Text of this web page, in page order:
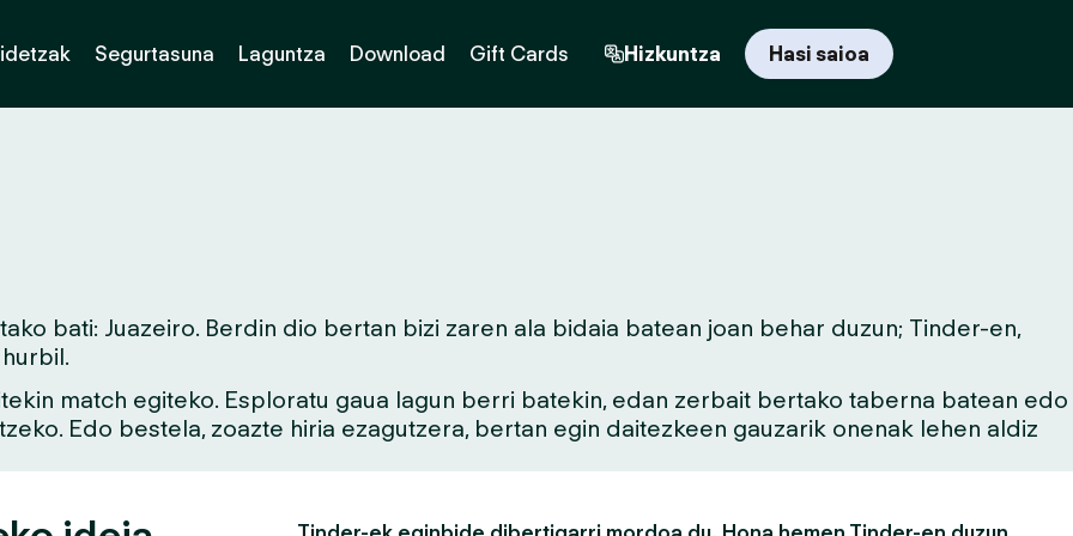
Segurtasuna Laguntza Download Gift Cards Hizkuntza Hasi saioa
bati: Juazeiro. Berdin dio bertan bizi zaren ala bidaia batean joan behar duzun; Tinder-en,
match egiteko. Esploratu gaua lagun berri batekin, edan zerbait bertako taberna batean edo
Edo bestela, zoazte hiria ezagutzera, bertan egin daitezkeen gauzarik onenak lehen aldiz